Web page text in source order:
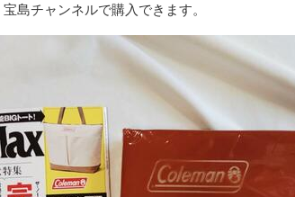
島チャンネルで購入できます。